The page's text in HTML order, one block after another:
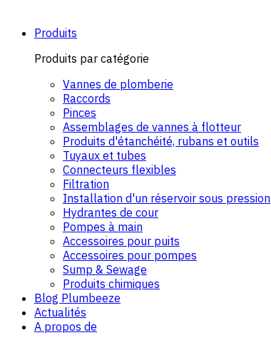
Produits
Produits par catégorie
Vannes de plomberie
Raccords
Pinces
Assemblages de vannes à flotteur
Produits d'étanchéité, rubans et outils
Tuyaux et tubes
Connecteurs flexibles
Filtration
Installation d'un réservoir sous pression
Hydrantes de cour
Pompes à main
Accessoires pour puits
Accessoires pour pompes
Sump & Sewage
Produits chimiques
Blog Plumbeeze
Actualités
A propos de